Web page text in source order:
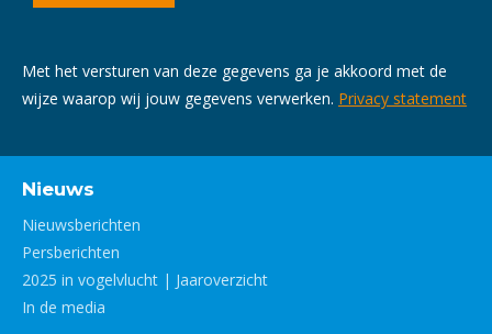
Met het versturen van deze gegevens ga je akkoord met de
wijze waarop wij jouw gegevens verwerken. Privacy statement
Nieuws
Nieuwsberichten
Persberichten
2025 in vogelvlucht | Jaaroverzicht
In de media